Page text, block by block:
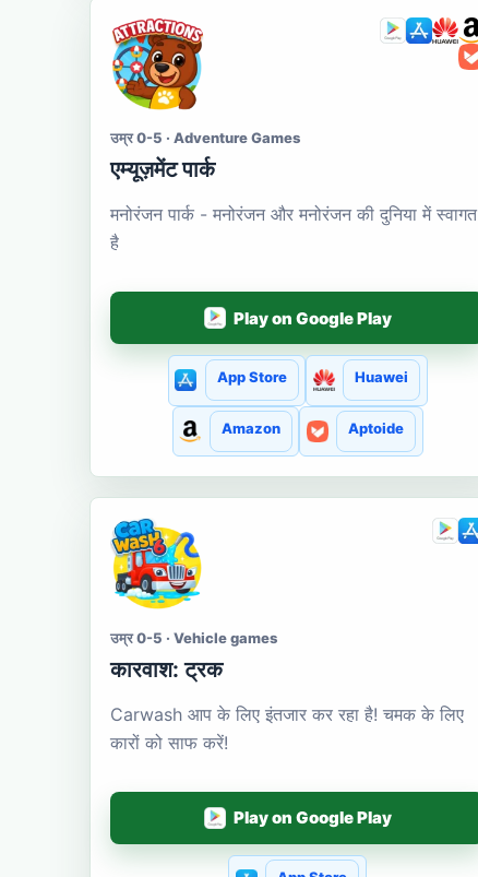
उम्र 0-5 · Adventure Games
एम्यूज़मेंट पार्क
मनोरंजन पार्क - मनोरंजन और मनोरंजन की दुनिया में स्वागत
है
Play on Google Play
App Store Huawei
Amazon Aptoide
उम्र 0-5 · Vehicle games
कारवाश: ट्रक
Carwash आप के लिए इंतजार कर रहा है! चमक के लिए
कारों को साफ करें!
Play on Google Play